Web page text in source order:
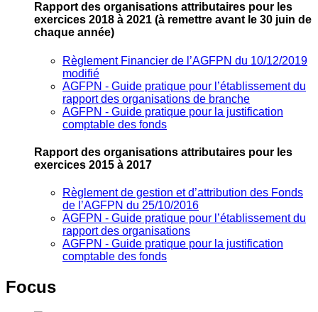
Rapport des organisations attributaires pour les
exercices 2018 à 2021 (à remettre avant le 30 juin de
chaque année)
Règlement Financier de l’AGFPN du 10/12/2019
modifié
AGFPN ‐ Guide pratique pour l’établissement du
rapport des organisations de branche
AGFPN ‐ Guide pratique pour la justification
comptable des fonds
Rapport des organisations attributaires pour les
exercices 2015 à 2017
Règlement de gestion et d’attribution des Fonds
de l’AGFPN du 25/10/2016
AGFPN ‐ Guide pratique pour l’établissement du
rapport des organisations
AGFPN ‐ Guide pratique pour la justification
comptable des fonds
Focus